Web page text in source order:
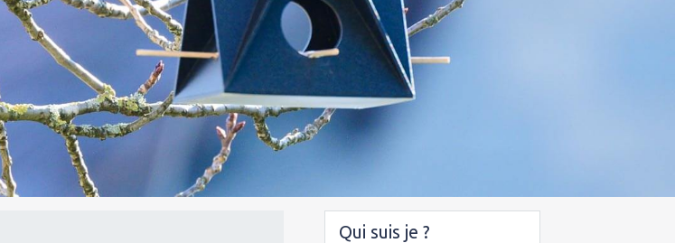
Qui suis je ?